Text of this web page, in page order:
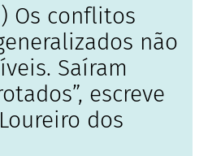
Os conflitos
não
Saíram
escreve
dos